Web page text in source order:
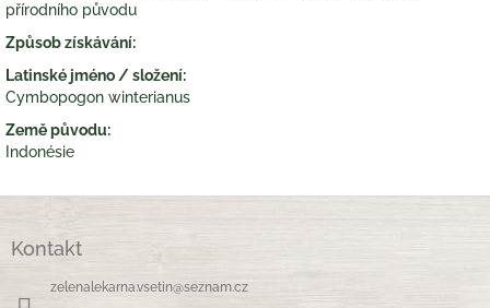
přírodního původu
Způsob získávání:
Latinské jméno / složení:
Cymbopogon winterianus
Země původu:
Indonésie
Kontakt
zelenalekarna.vsetin@seznam.cz